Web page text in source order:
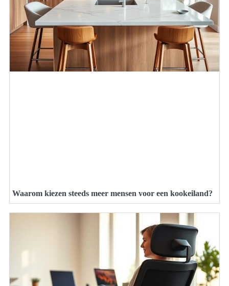
Waarom kiezen steeds meer mensen voor een kookeiland?